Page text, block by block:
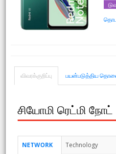
விவரக்குறிப்பு பயன்படுத்திய
சியோமி ரெட்மி நோட்
NETWORK Technology